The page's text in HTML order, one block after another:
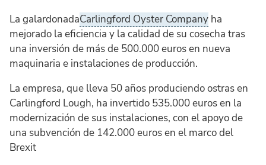
La galardonadaCarlingford Oyster Company ha
mejorado la eficiencia y la calidad de su cosecha tras
una inversión de más de 500.000 euros en nueva
maquinaria e instalaciones de producción.
La empresa, que lleva 50 años produciendo ostras en
Carlingford Lough, ha invertido 535.000 euros en la
modernización de sus instalaciones, con el apoyo de
una subvención de 142.000 euros en el marco del
Brexit